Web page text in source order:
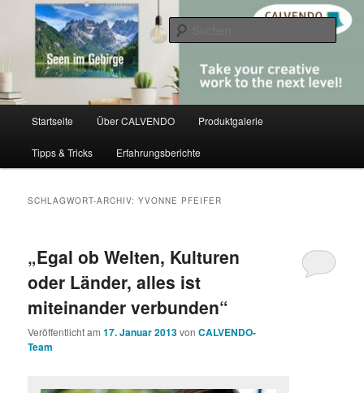
primären
springen
sekundären
springenCALVENDO
share creativity
Startseite Über CALVENDO Produktgalerie
Tipps & Tricks Erfahrungsberichte
SCHLAGWORT-ARCHIV:YVONNE PFEIFER
„Egal ob Welten, Kulturen
oder Länder, alles ist
miteinander verbunden“
Veröffentlicht am17. Januar 2013vonCALVENDO-
Team